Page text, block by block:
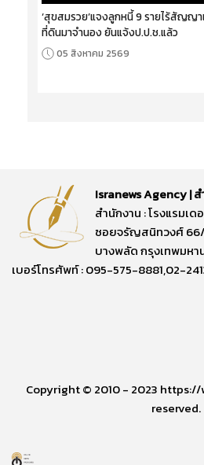
‘สุขสมรวย’แจงลูกหนี้ 9 รายไร้สัญญาเ
ที่ดินมาจำนอง ยันแจ้งป.ป.ช.แล้ว
05 สิงหาคม 2569
Isranews Agency |
สำนักงาน : โรงแรมเด
ซอยจรัญสนิทวงศ์ 66/
บางพลัด กรุงเทพมหา
เบอร์โทรศัพท์ : 095-575-8881,02-
Copyright © 2010 - 2023
reserved.